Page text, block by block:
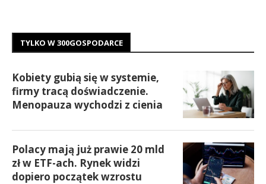
TYLKO W 300GOSPODARCE
Kobiety gubią się w systemie,
firmy tracą doświadczenie.
Menopauza wychodzi z cienia
Polacy mają już prawie 20 mld
zł w ETF-ach. Rynek widzi
dopiero początek wzrostu